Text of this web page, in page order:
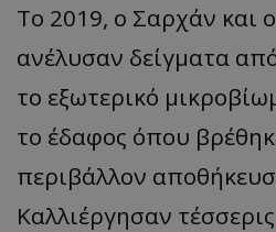
Το 2019, ο Σαρχάν και
ανέλυσαν δείγματα
το εξωτερικό
το έδαφος όπου
περιβάλλον
Καλλιέργησαν